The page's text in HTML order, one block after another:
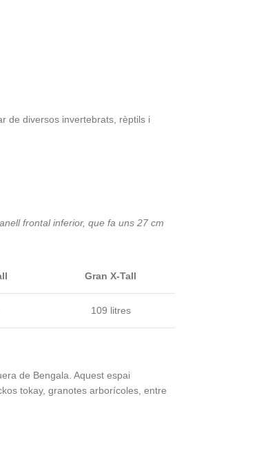
de diversos invertebrats, rèptils i
frontal inferior, que fa uns 27 cm
Gran X-Tall
109 litres
de Bengala. Aquest espai
tokay, granotes arborícoles, entre